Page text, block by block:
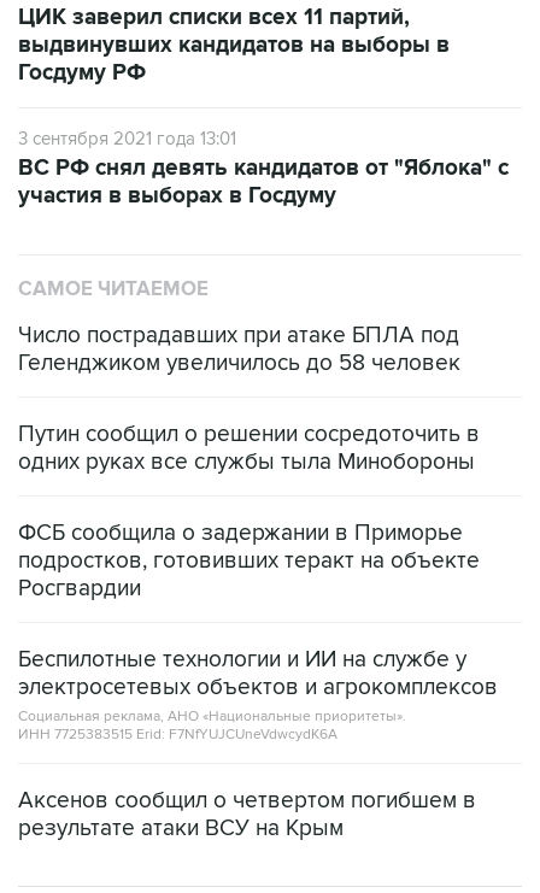
ЦИК заверил списки всех 11 партий,
выдвинувших кандидатов на выборы в
Госдуму РФ
3 сентября 2021 года 13:01
ВС РФ снял девять кандидатов от "Яблока" с
участия в выборах в Госдуму
САМОЕ ЧИТАЕМОЕ
Число пострадавших при атаке БПЛА под
Геленджиком увеличилось до 58 человек
Путин сообщил о решении сосредоточить в
одних руках все службы тыла Минобороны
ФСБ сообщила о задержании в Приморье
подростков, готовивших теракт на объекте
Росгвардии
Беспилотные технологии и ИИ на службе у
электросетевых объектов и агрокомплексов
Социальная реклама, АНО «Национальные приоритеты».
ИНН 7725383515 Erid: F7NfYUJCUneVdwcydK6A
Аксенов сообщил о четвертом погибшем в
результате атаки ВСУ на Крым